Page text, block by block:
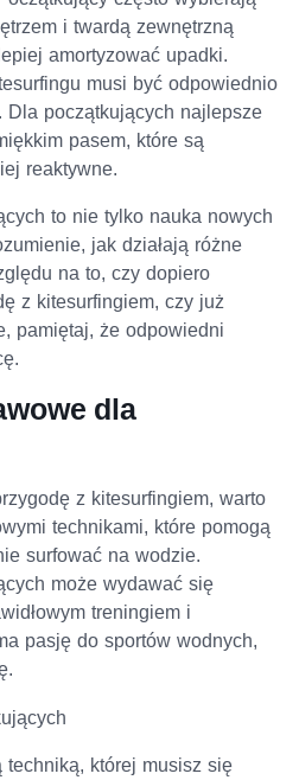
i twardą zewnętrzną
amortyzować upadki.
musi być odpowiednio
Dla początkujących najlepsze
pasem, które są
reaktywne.
to nie tylko nauka nowych
jak działają różne
na to, czy dopiero
z kitesurfingiem, czy już
pamiętaj, że odpowiedni
dla
z kitesurfingiem, warto
technikami, które pomogą
surfować na wodzie.
może wydawać się
treningiem i
pasję do sportów wodnych,
której musisz się